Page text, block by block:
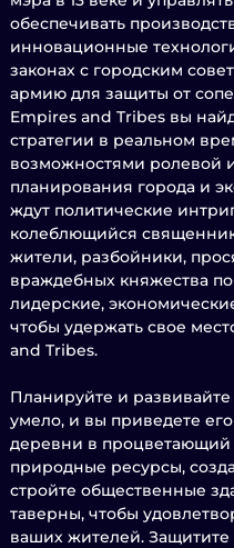
обеспечивать
инновационные
законах с городским
армию для защиты от
Empires and Tribes вы
стратегии в реальном
возможностями ролевой
планирования города и
ждут политические
колеблющийся
жители, разбойники,
враждебных княжества
лидерские,
чтобы удержать свое
and Tribes.
Планируйте и
умело, и вы приведете
деревни в процветающий
природные ресурсы,
стройте общественные
таверны, чтобы
ваших жителей. Защитите